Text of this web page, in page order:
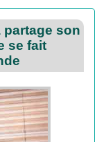
partage son
se fait